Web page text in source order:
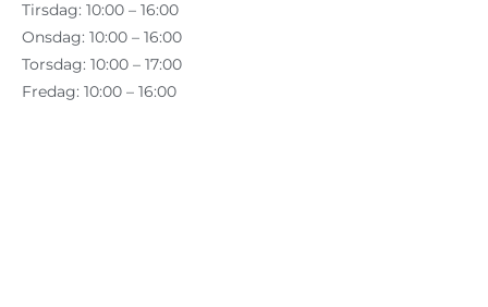
Tirsdag: 10:00 – 16:00
Onsdag: 10:00 – 16:00
Torsdag: 10:00 – 17:00
Fredag: 10:00 – 16:00